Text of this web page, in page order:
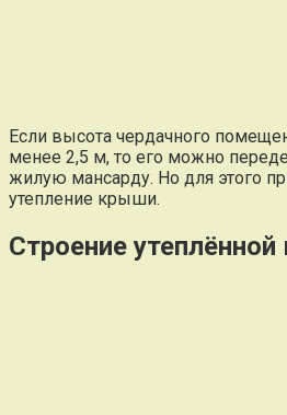
Если высота чердачного
менее 2,5 м, то его можно
жилую мансарду. Но для этого
утепление крыши.
Строение